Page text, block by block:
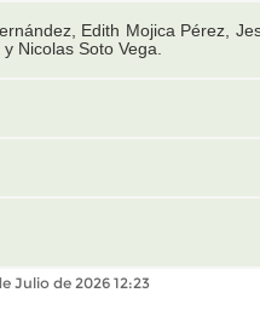
Edith Mojica Pérez,
y Nicolas Soto Vega.
Julio de 2026 12:23